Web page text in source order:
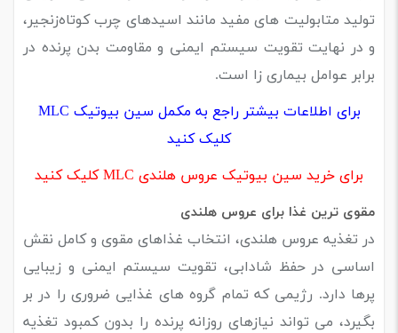
تولید متابولیت‌ های مفید مانند اسیدهای چرب کوتاه‌زنجیر،
و در نهایت تقویت سیستم ایمنی و مقاومت بدن پرنده در
برابر عوامل بیماری ‌زا است.
برای اطلاعات بیشتر راجع به مکمل سین بیوتیک MLC
کلیک کنید
برای خرید سین بیوتیک عروس هلندی MLC کلیک کنید
مقوی ترین غذا برای عروس هلندی
در تغذیه عروس هلندی، انتخاب غذاهای مقوی و کامل نقش
اساسی در حفظ شادابی، تقویت سیستم ایمنی و زیبایی
پرها دارد. رژیمی که تمام گروه‌ های غذایی ضروری را در بر
بگیرد، می‌ تواند نیازهای روزانه پرنده را بدون کمبود تغذیه‌